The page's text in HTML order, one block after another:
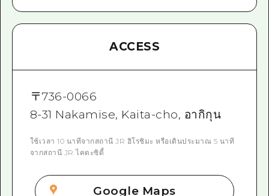
ACCESS
〒736-0066
8-31 Nakamise, Kaita-cho, อากิกุน
ใช้เวลา 10 นาทีจากสถานี JR ฮิโรชิมะ หรือเดินประมาณ 5 นาที
จากสถานี JR ไคตะซิตี้
Google Maps